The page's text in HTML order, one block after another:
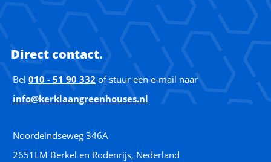
Direct contact.
Bel 010 - 51 90 332 of stuur een e-mail naar
info@kerklaangreenhouses.nl
Noordeindseweg 346A
2651LM Berkel en Rodenrijs, Nederland